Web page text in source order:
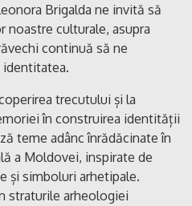
Brigalda ne invită să
noastre culturale, asupra
continuă să ne
trecutului și la
în construirea identității
teme adânc înrădăcinate în
a Moldovei, inspirate de
și simboluri arhetipale.
straturile arheologiei